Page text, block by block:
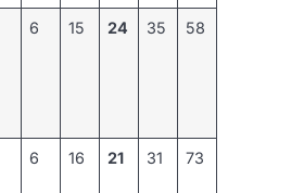
6 15 24 35 58
6 16 21 31 73